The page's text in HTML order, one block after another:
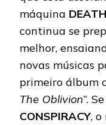
máquina
continua se
melhor,
novas músicas
primeiro álbum
The Oblivion”.
CONSPIRACY, o